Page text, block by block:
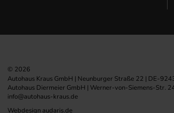
© 2026
Autohaus Kraus GmbH | Neunburger Straße 22 | DE-
Autohaus Diermeier GmbH | Werner-von-Siemens-Str.
info@autohaus-kraus.de
Webdesign audaris.de